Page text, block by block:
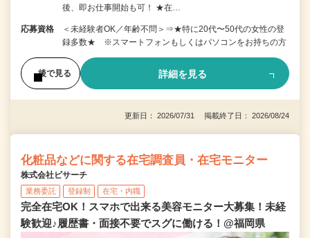
後、即お仕事開始も可！ ★在…
応募資格
＜未経験者OK／年齢不問＞⇒★特に20代〜50代の女性の登
録多数★ ※スマートフォンもしくはパソコンをお持ちの方
後で見る 詳細を見る
更新日： 2026/07/31 掲載終了日： 2026/08/24
化粧品などに関する在宅調査員・在宅モニター
株式会社ビサーチ
業務委託 登録制 在宅・内職
完全在宅OK！スマホで出来る美容モニター大募集！未経
験歓迎♪履歴書・面接不要でスグに働ける！@福岡県